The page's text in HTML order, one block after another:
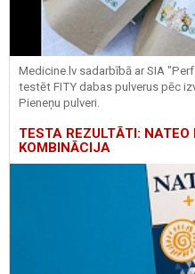
Medicine.lv sadarbībā ar SIA
testēt FITY dabas pulverus pēc
Pieneņu pulveri.
TESTA REZULTĀTI:
KOMBINĀCIJA